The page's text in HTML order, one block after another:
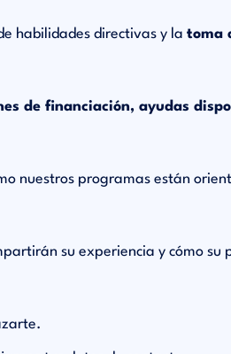
habilidades directivas y la toma
de financiación, ayudas
nuestros programas están
su experiencia y cómo su